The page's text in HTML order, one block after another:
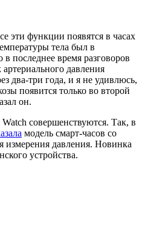
эти функции появятся в часах
тела был в
последнее время разговоров
давления
два-три года, и я не удивлюсь,
появится только во второй
он.
совершенствуются. Так, в
модель смарт-часов со
давления. Новинка
устройства.